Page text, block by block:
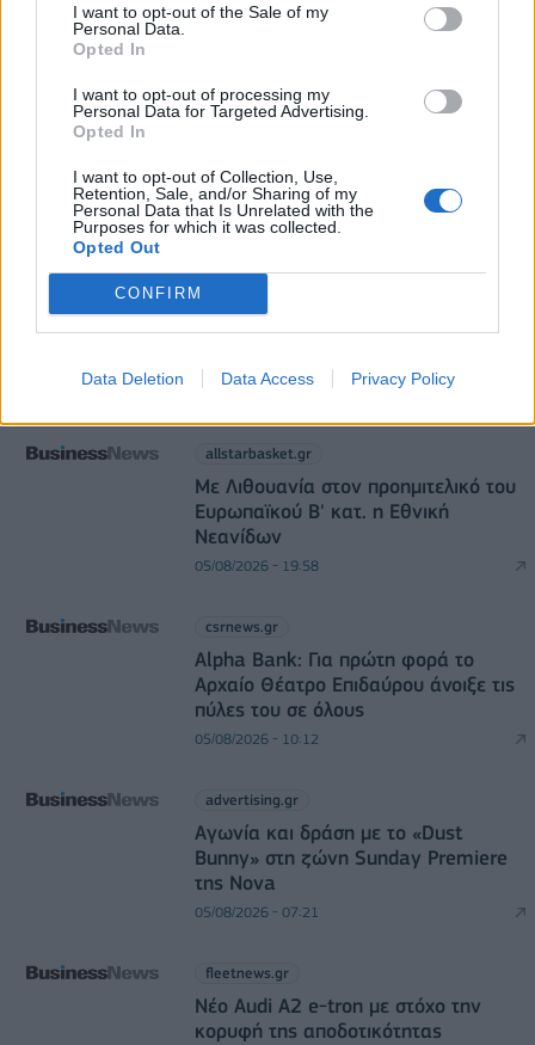
I want to opt-out of the Sale of my
Personal Data.
Opted In
I want to opt-out of processing my
Personal Data for Targeted Advertising.
Opted In
I want to opt-out of Collection, Use,
Retention, Sale, and/or Sharing of my
Personal Data that Is Unrelated with the
Purposes for which it was collected.
Opted Out
CONFIRM
Data Deletion Data Access Privacy Policy
Παπουτσάνης: Καθαρά κέρδη 3,4 εκατ. ευρώ στο
α΄ εξάμηνο – Στα 40,7 εκατ. ευρώ ο τζίρος
05/08/2026 - 08:01 ΕΠΙΧΕΙΡΗΣΕΙΣ
Στο Κάνσας Στέιτ η Τζωάνα
05/08/2026 - 20:44
allstarbasket.gr
Με Λιθουανία στον προημιτελικό του
Ευρωπαϊκού Β' κατ. η Εθνική
Νεανίδων
05/08/2026 - 19:58
csrnews.gr
Alpha Bank: Για πρώτη φορά το
Αρχαίο Θέατρο Επιδαύρου άνοιξε τις
πύλες του σε όλους
05/08/2026 - 10:12
advertising.gr
Αγωνία και δράση με το «Dust
Bunny» στη ζώνη Sunday Premiere
της Nova
05/08/2026 - 07:21
fleetnews.gr
Νέο Audi A2 e-tron με στόχο την
κορυφή της αποδοτικότητας